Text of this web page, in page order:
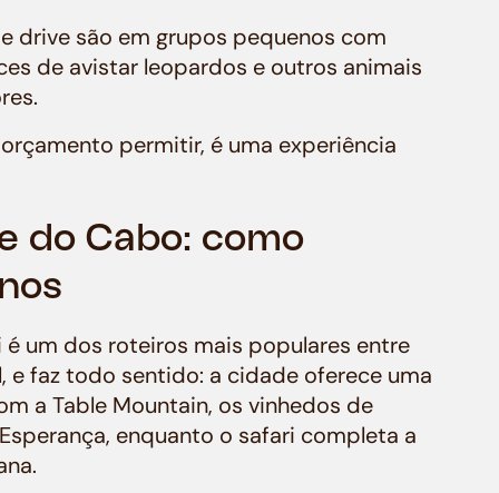
drive são em grupos pequenos com
de avistar leopardos e outros animais
permitir, é uma experiência
do Cabo: como
um dos roteiros mais populares entre
e faz todo sentido: a cidade oferece uma
a Table Mountain, os vinhedos de
enquanto o safari completa a